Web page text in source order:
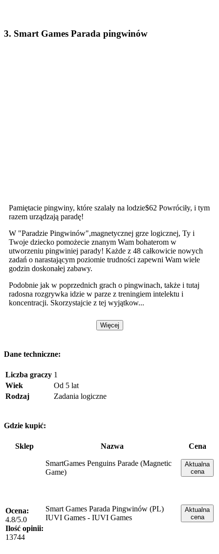
3. Smart Games Parada pingwinów
Pamiętacie pingwiny, które szalały na lodzie$62 Powróciły, i tym
razem urządzają paradę!
W "Paradzie Pingwinów",magnetycznej grze logicznej, Ty i
Twoje dziecko pomożecie znanym Wam bohaterom w
utworzeniu pingwiniej parady! Każde z 48 całkowicie nowych
zadań o narastającym poziomie trudności zapewni Wam wiele
godzin doskonałej zabawy.
Podobnie jak w poprzednich grach o pingwinach, także i tutaj
radosna rozgrywka idzie w parze z treningiem intelektu i
koncentracji. Skorzystajcie z tej wyjątkow...
Więcej
Dane techniczne:
Liczba graczy 1
Wiek
Od 5 lat
Rodzaj
Zadania logiczne
Gdzie kupić:
Sklep Nazwa Cena
SmartGames Penguins Parade (Magnetic
Game)
Aktualna
cena
Ocena:
4.8/5.0
Ilość opinii:
13744
Smart Games Parada Pingwinów (PL)
IUVI Games - IUVI Games
Aktualna
cena